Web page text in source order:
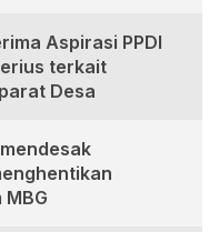
Aspirasi PPDI
terkait
Desa